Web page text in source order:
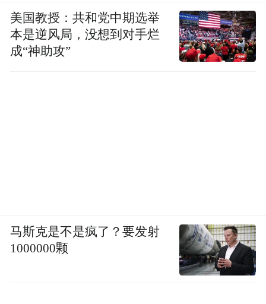
美国教授：共和党中期选举
本是逆风局，没想到对手烂
成“神助攻”
马斯克是不是疯了？要发射
1000000颗